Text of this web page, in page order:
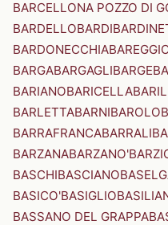
BARCELLONA POZZO DI
BARDELLOBARDI
BARDONECCHIA
BARGABARGAGLIBARGE
BARIANOBARICELLA
BARLETTABARNIBAROLO
BARRAFRANCABARRALI
BARZANABARZANO'
BASCHIBASCIANO
BASICO'BASIGLIO
BASSANO DEL GRAPPA